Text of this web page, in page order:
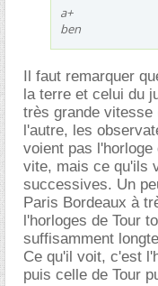
a+
ben
Il faut remarquer
la terre et celui du
très grande vitesse
l'autre, les
voient pas
vite, mais ce qu'ils
successives. Un
Paris Bordeaux à
l'horloges de Tour
suffisamment
Ce qu'il voit, c'est
puis celle de Tour